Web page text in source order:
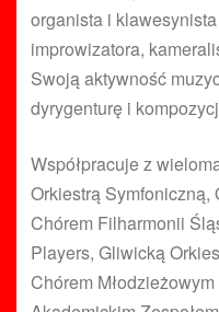
organista i
improwizatora,
Swoją aktywność
dyrygenturę i
Współpracuje z
Orkiestrą Symfoniczną,
Chórem Filharmonii
Players, Gliwicką
Chórem